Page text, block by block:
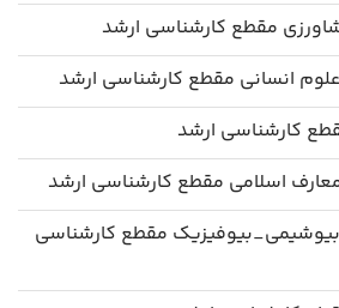
مقطع کارشناسی ارشد
انسانی مقطع کارشناسی ارشد
کارشناسی ارشد
اسلامی مقطع کارشناسی ارشد
مقطع کارشناسی